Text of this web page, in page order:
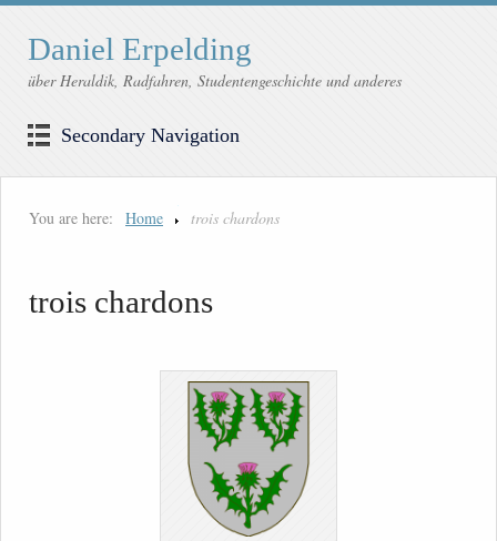
Daniel Erpelding
über Heraldik, Radfahren, Studentengeschichte und anderes
Secondary Navigation
You are here: Home trois chardons
trois chardons